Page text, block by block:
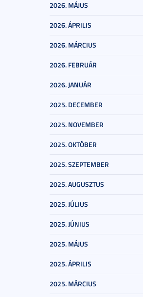
2026. MÁJUS
2026. ÁPRILIS
2026. MÁRCIUS
2026. FEBRUÁR
2026. JANUÁR
2025. DECEMBER
2025. NOVEMBER
2025. OKTÓBER
2025. SZEPTEMBER
2025. AUGUSZTUS
2025. JÚLIUS
2025. JÚNIUS
2025. MÁJUS
2025. ÁPRILIS
2025. MÁRCIUS